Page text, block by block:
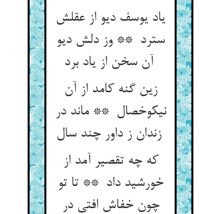
یاد یوسف دیو از عقلش
سترد ** وز دلش دیو
زین گنه کامد از آن
نیکوخصال ** ماند در
زندان ز داور چند سال
که چه تقصیر آمد از
خورشید داد ** تا تو
چون خفاش افتی در